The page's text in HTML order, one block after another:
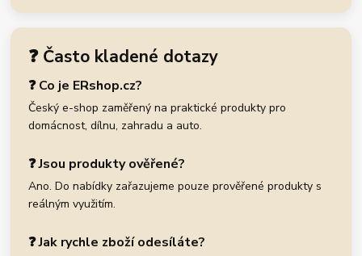
❓ Často kladené dotazy
❓ Co je ERshop.cz?
Český e-shop zaměřený na praktické produkty pro
domácnost, dílnu, zahradu a auto.
❓ Jsou produkty ověřené?
Ano. Do nabídky zařazujeme pouze prověřené produkty s
reálným využitím.
❓ Jak rychle zboží odesíláte?